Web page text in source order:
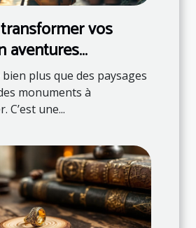
vos
aventures
plus que des paysages
monuments à
une...